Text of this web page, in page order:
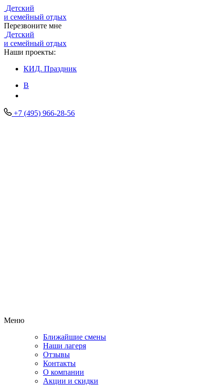
Детский
и семейный отдых
Перезвоните мне
Детский
и семейный отдых
Наши проекты:
КИД. Праздник
В
+7 (495) 966-28-56
Меню
Ближайшие смены
Наши лагеря
Отзывы
Контакты
О компании
Акции и скидки